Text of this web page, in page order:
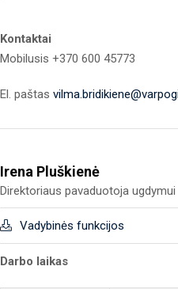
Kontaktai
Mobilusis +370 600 45773
El. paštas
Irena Pluškienė
Direktoriaus pavaduotoja ugdymui
Vadybinės funkcijos
Darbo laikas